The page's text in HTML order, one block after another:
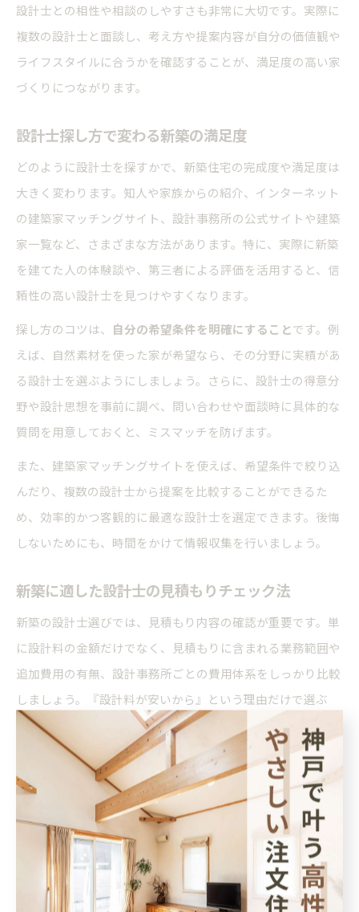
設計士との相性や相談のしやすさも非常に大切です。実際に
複数の設計士と面談し、考え方や提案内容が自分の価値観や
ライフスタイルに合うかを確認することが、満足度の高い家
づくりにつながります。
設計士探し方で変わる新築の満足度
どのように設計士を探すかで、新築住宅の完成度や満足度は
大きく変わります。知人や家族からの紹介、インターネット
の建築家マッチングサイト、設計事務所の公式サイトや建築
家一覧など、さまざまな方法があります。特に、実際に新築
を建てた人の体験談や、第三者による評価を活用すると、信
頼性の高い設計士を見つけやすくなります。
探し方のコツは、 自分の希望条件を明確にすることです。例
えば、自然素材を使った家が希望なら、その分野に実績があ
る設計士を選ぶようにしましょう。さらに、設計士の得意分
野や設計思想を事前に調べ、問い合わせや面談時に具体的な
質問を用意しておくと、ミスマッチを防げます。
また、建築家マッチングサイトを使えば、希望条件で絞り込
んだり、複数の設計士から提案を比較することができるた
め、効率的かつ客観的に最適な設計士を選定できます。後悔
しないためにも、時間をかけて情報収集を行いましょう。
新築に適した設計士の見積もりチェック法
新築の設計士選びでは、見積もり内容の確認が重要です。単
に設計料の金額だけでなく、見積もりに含まれる業務範囲や
追加費用の有無、設計事務所ごとの費用体系をしっかり比較
しましょう。『設計料が安いから』という理由だけで選ぶ
と、後から追加費用が発生したり、対応範囲が限定されて後
悔するケースもあります。
見積もりチェックのポイントは、設計料の内訳・追加費用の
条件・設計から施工監理までの範囲・アフターフォローの有
です。例えば、『設計監理料』に現場監理や相談対応が含
まれているか、確認することが大切です。見積書に曖昧な点
があれば、必ず設計士や事務所に質問し、納得できるまで説